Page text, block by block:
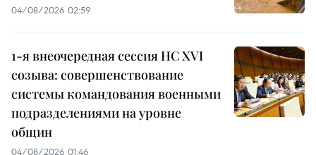
04/08/2026 02:59
1-я внеочередная сессия НС XVI
созыва: совершенствование
системы командования военными
подразделениями на уровне
общин
04/08/2026 01:46